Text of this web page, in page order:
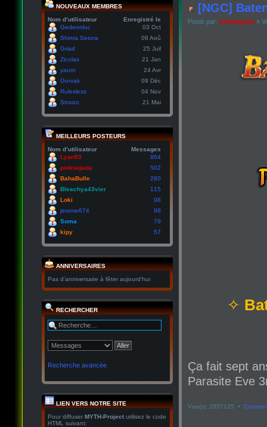
NOUVEAUX MEMBRES
Nom d’utilisateur
Enregistré le
Gedeonluc
03 Oct
Shinra Setora
08 Aoû
Griad
25 Juil
Zicolas
21 Jan
yaum
24 Avr
Gorvak
09 Déc
Rulesless
04 Nov
Straizo
21 Mai
MEILLEURS POSTEURS
Nom d’utilisateur
Messages
Lyan53
864
pinktagada
502
BahaBulle
280
Bleachya43vier
115
Loki
98
jerome674
98
Soma
79
kipy
57
ANNIVERSAIRES
Pas d’anniversaire à fêter aujourd’hui
RECHERCHER
Recherche avancée
LIEN VERS NOTRE SITE
Pour diffuser MYTH-Project utilisez le code
HTML suivant:
[NGC]
Posté par: pinktagada »
✧
Ça fait sept
Parasite Eve
Vue(s): 2837125 •